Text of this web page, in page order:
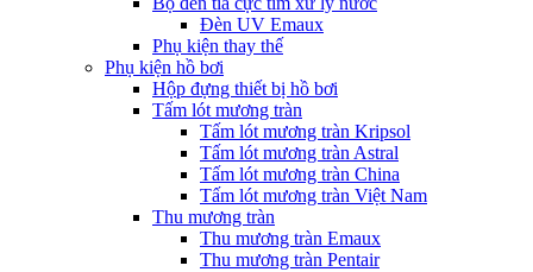
Đèn UV Emaux
Phụ kiện thay thế
Phụ kiện hồ bơi
Hộp đựng thiết bị hồ bơi
Tấm lót mương tràn
Tấm lót mương tràn Kripsol
Tấm lót mương tràn Astral
Tấm lót mương tràn China
Tấm lót mương tràn Việt Nam
Thu mương tràn
Thu mương tràn Emaux
Thu mương tràn Pentair